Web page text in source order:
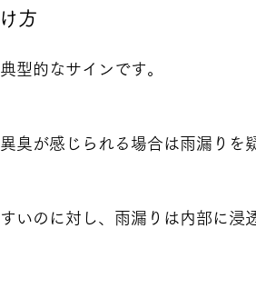
方
型的なサインです。
臭が感じられる場合は雨漏りを
いのに対し、雨漏りは内部に浸